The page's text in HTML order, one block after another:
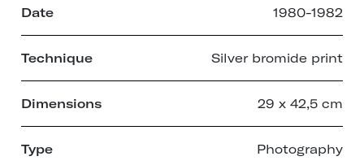
Date 1980-1982
Technique Silver bromide print
Dimensions 29 x 42,5 cm
Type Photography